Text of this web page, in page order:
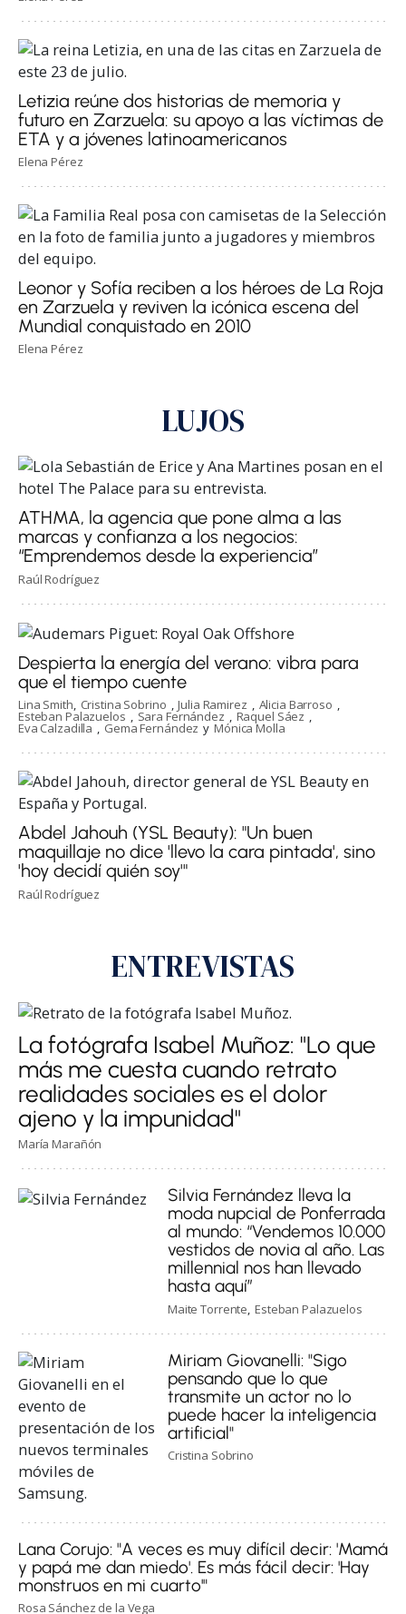
Letizia reúne dos historias de memoria y
futuro en Zarzuela: su apoyo a las víctimas de
ETA y a jóvenes latinoamericanos
Elena Pérez
Leonor y Sofía reciben a los héroes de La Roja
en Zarzuela y reviven la icónica escena del
Mundial conquistado en 2010
Elena Pérez
LUJOS
ATHMA, la agencia que pone alma a las
marcas y confianza a los negocios:
“Emprendemos desde la experiencia”
Raúl Rodríguez
Despierta la energía del verano: vibra para
que el tiempo cuente
Lina Smith Cristina Sobrino Julia Ramirez Alicia Barroso
Esteban Palazuelos Sara Fernández Raquel Sáez
Eva Calzadilla Gema Fernández Mónica Molla
Abdel Jahouh (YSL Beauty): "Un buen
maquillaje no dice 'llevo la cara pintada', sino
'hoy decidí quién soy'"
Raúl Rodríguez
ENTREVISTAS
La fotógrafa Isabel Muñoz: "Lo que
más me cuesta cuando retrato
realidades sociales es el dolor
ajeno y la impunidad"
María Marañón
Silvia Fernández lleva la
moda nupcial de Ponferrada
al mundo: “Vendemos 10.000
vestidos de novia al año. Las
millennial nos han llevado
hasta aquí”
Maite Torrente Esteban Palazuelos
Miriam Giovanelli: "Sigo
pensando que lo que
transmite un actor no lo
puede hacer la inteligencia
artificial"
Cristina Sobrino
Lana Corujo: "A veces es muy difícil decir: 'Mamá
y papá me dan miedo'. Es más fácil decir: 'Hay
monstruos en mi cuarto'"
Rosa Sánchez de la Vega